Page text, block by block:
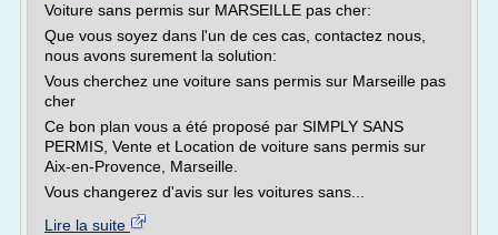
Voiture sans permis sur MARSEILLE pas cher:
Que vous soyez dans l'un de ces cas, contactez nous,
nous avons surement la solution:
Vous cherchez une voiture sans permis sur Marseille pas
cher
Ce bon plan vous a été proposé par SIMPLY SANS
PERMIS, Vente et Location de voiture sans permis sur
Aix-en-Provence, Marseille.
Vous changerez d'avis sur les voitures sans...
Lire la suite